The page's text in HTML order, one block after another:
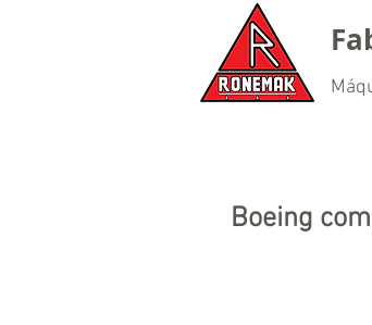
Boeing